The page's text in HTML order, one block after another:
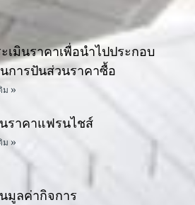
เมินราคาเพื่อนำไปประกอบ
การปันส่วนราคาซื้อ
ม »
ราคาแฟรนไชส์
ม »
มูลค่ากิจการ